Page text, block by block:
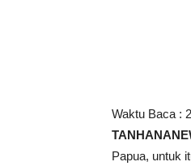
Waktu Baca : 2
Papua, untuk